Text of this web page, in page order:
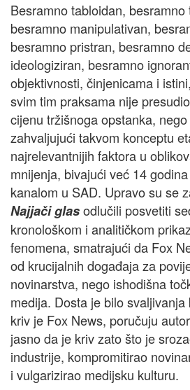
Besramno tabloidan, besramno
besramno manipulativan,
besramno pristran, besramno
ideologiziran, besramno
objektivnosti, činjenicama i
svim tim praksama nije
cijenu tržišnoga opstanka,
zahvaljujući takvom konceptu
najrelevantnijih faktora u
mnijenja, bivajući već 14
kanalom u SAD. Upravo su se
Najjači glasodlučili posvetiti
kronološkom i analitičkom
fenomena, smatrajući da Fox
od krucijalnih događaja za
novinarstva, nego ishodišna
medija. Dosta je bilo
kriv je Fox News, poručuju
jasno da je kriv zato što je
industrije, kompromitirao
i vulgarizirao medijsku kulturu.